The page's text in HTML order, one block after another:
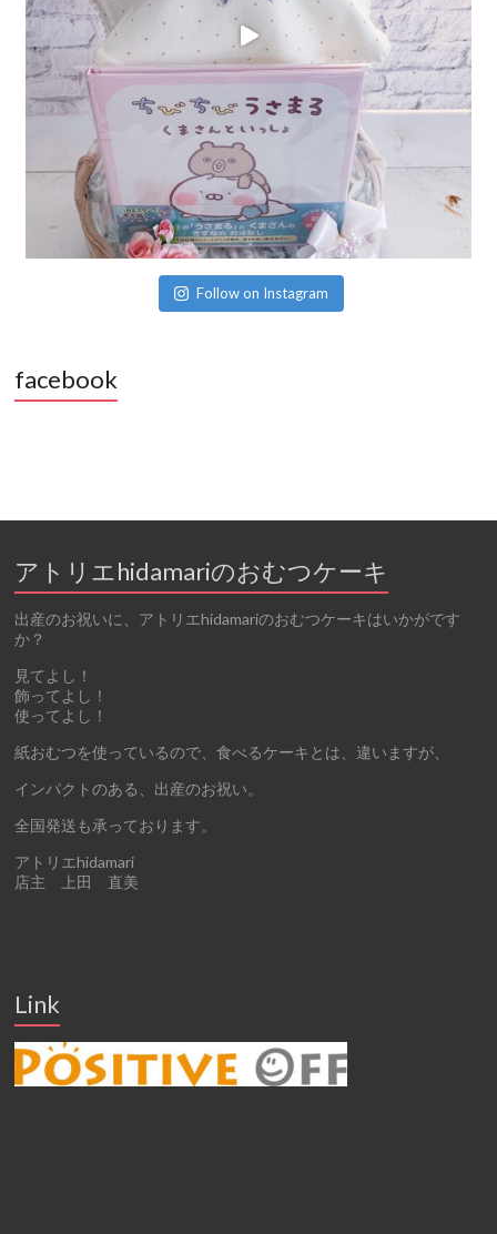
Follow on Instagram
facebook
アトリエhidamariのおむつケーキ
出産のお祝いに、アトリエhidamariのおむつケーキはいかがです
か？
見てよし！
飾ってよし！
使ってよし！
紙おむつを使っているので、食べるケーキとは、違いますが、
インパクトのある、出産のお祝い。
全国発送も承っております。
アトリエhidamari
店主 上田 直美
Link